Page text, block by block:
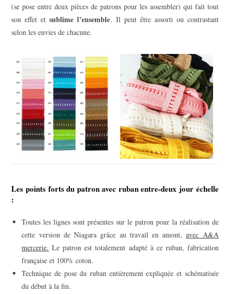
(se pose entre deux pièces de patrons pour les assembler) qui fait tout
son effet et sublime l’ensemble. Il peut être assorti ou contrastant
selon les envies de chacune.
Les points forts du patron avec ruban entre-deux jour échelle
:
Toutes les lignes sont présentes sur le patron pour la réalisation de
cette version de Niagara grâce au travail en amont,avec A&A
mercerie. Le patron est totalement adapté à ce ruban, fabrication
française et 100% coton.
Technique de pose du ruban entièrement expliquée et schématisée
du début à la fin.